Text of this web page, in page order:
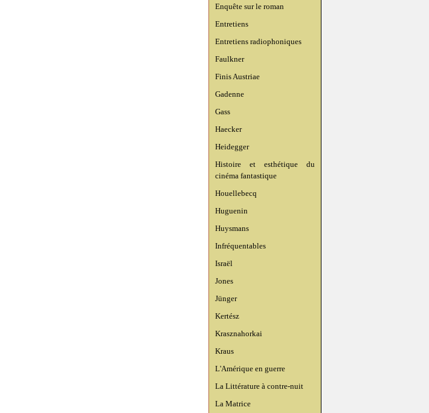
Enquête sur le roman
Entretiens
Entretiens radiophoniques
Faulkner
Finis Austriae
Gadenne
Gass
Haecker
Heidegger
Histoire et esthétique du
cinéma fantastique
Houellebecq
Huguenin
Huysmans
Infréquentables
Israël
Jones
Jünger
Kertész
Krasznahorkai
Kraus
L'Amérique en guerre
La Littérature à contre-nuit
La Matrice